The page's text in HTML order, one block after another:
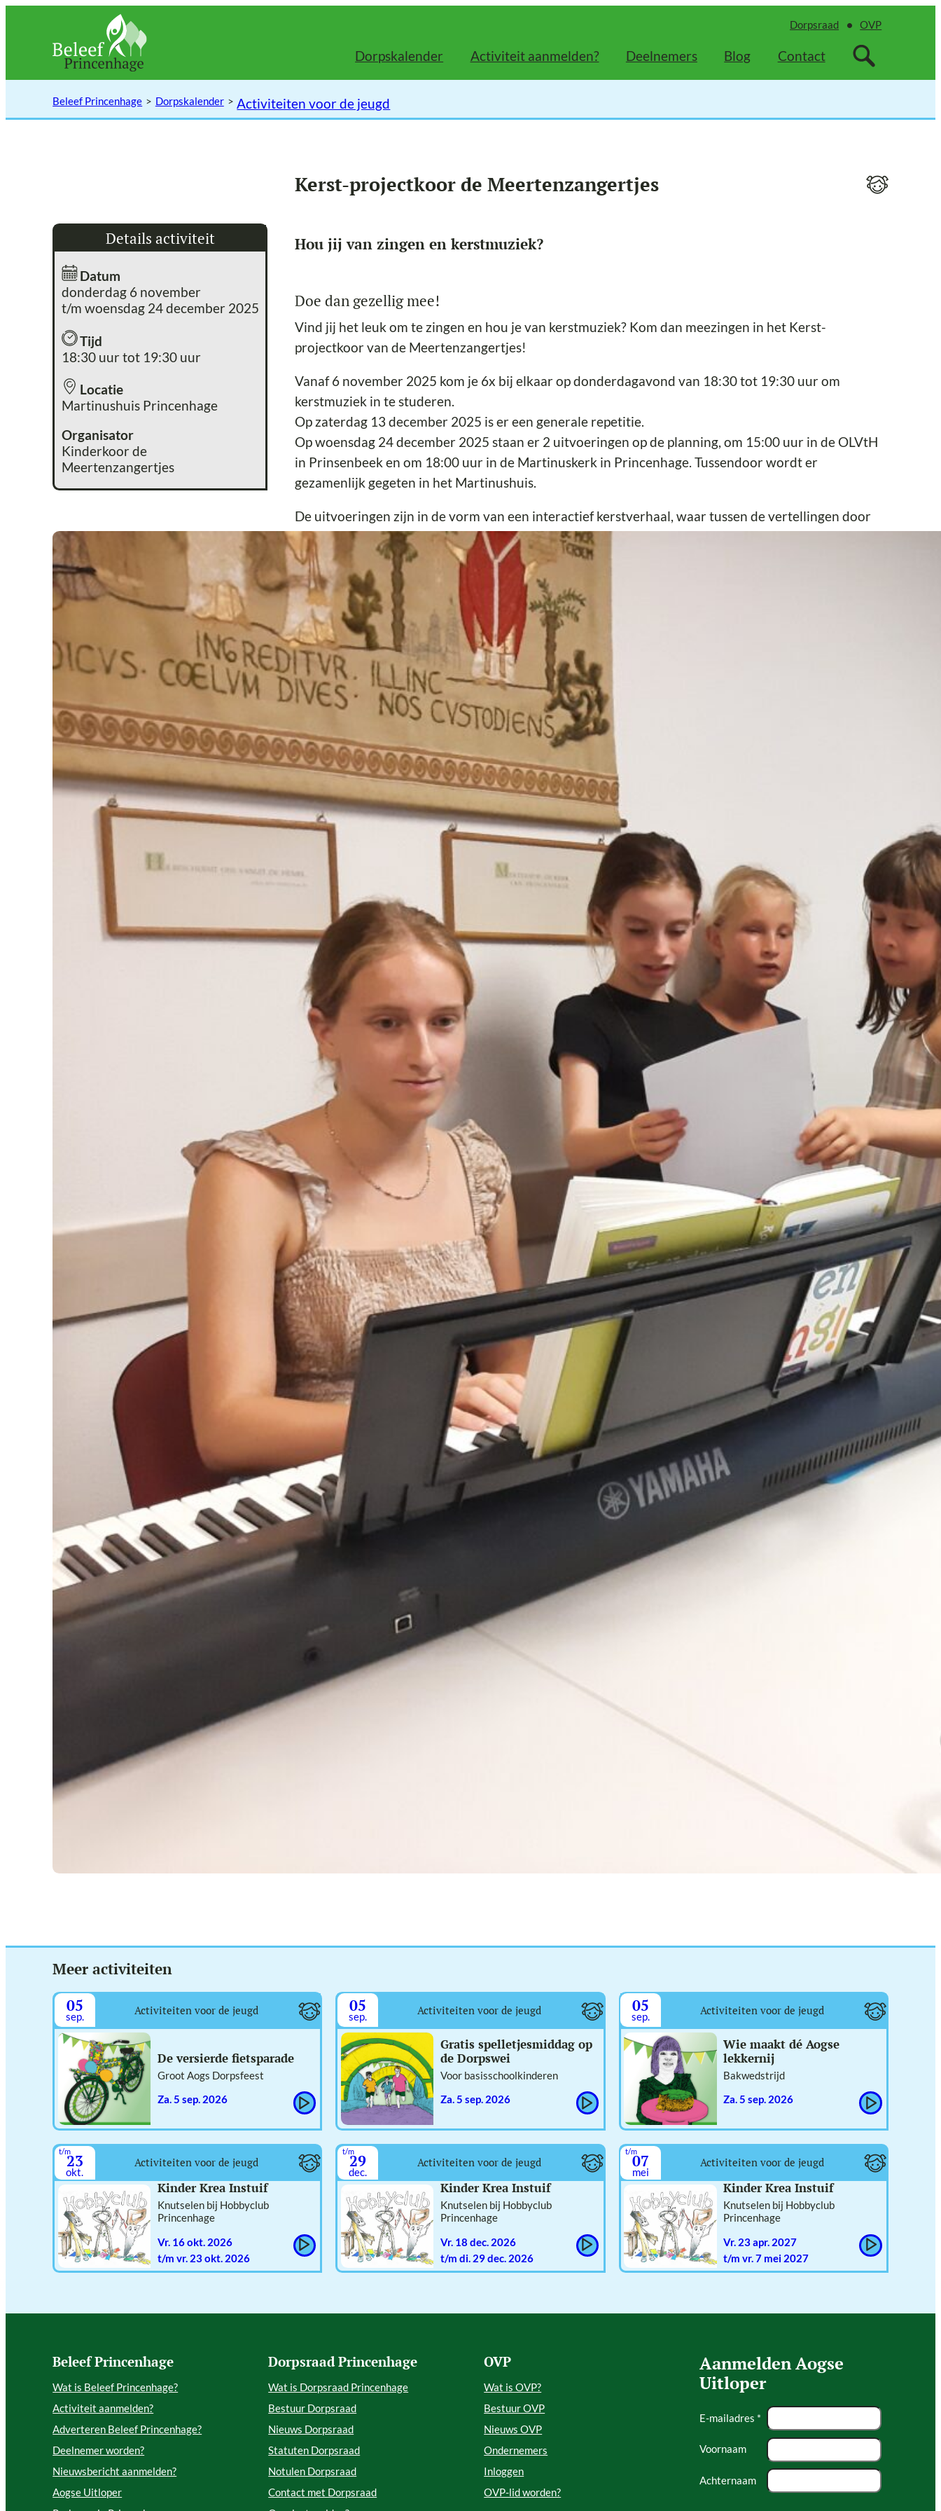
inhoud
Dorpsraad OVP
Dorpskalender Activiteit aanmelden? Deelnemers Blog Contact
Beleef Princenhage Dorpskalender Activiteiten voor de jeugd
Kerst-projectkoor de Meertenzangertjes
Details activiteit
Datum
donderdag 6 november
t/m woensdag 24 december 2025
Tijd
18:30 uur tot 19:30 uur
Locatie
Martinushuis Princenhage
Organisator
Kinderkoor de
Meertenzangertjes
Hou jij van zingen en kerstmuziek?
Doe dan gezellig mee!
Vind jij het leuk om te zingen en hou je van kerstmuziek? Kom dan meezingen in het Kerst-
projectkoor van de Meertenzangertjes!
Vanaf 6 november 2025 kom je 6x bij elkaar op donderdagavond van 18:30 tot 19:30 uur om
kerstmuziek in te studeren.
Op zaterdag 13 december 2025 is er een generale repetitie.
Op woensdag 24 december 2025 staan er 2 uitvoeringen op de planning, om 15:00 uur in de OLVtH
in Prinsenbeek en om 18:00 uur in de Martinuskerk in Princenhage. Tussendoor wordt er
gezamenlijk gegeten in het Martinushuis.
De uitvoeringen zijn in de vorm van een interactief kerstverhaal, waar tussen de vertellingen door
gezongen zal worden.
Lijkt het je leuk om hieraan mee te doen?
Kijk dan snel op de website van de Meertenzangertjes
Meer informatie overKerst-projectkoor bij de Meertenzangertjes
Meer activiteiten
05
sep. Activiteiten voor de jeugd
De versierde fietsparade
Groot Aogs Dorpsfeest
za. 5 sep. 2026
05
sep. Activiteiten voor de jeugd
Gratis spelletjesmiddag op
de Dorpswei
Voor basisschoolkinderen
za. 5 sep. 2026
05
sep. Activiteiten voor de jeugd
Wie maakt dé Aogse
lekkernij
Bakwedstrijd
za. 5 sep. 2026
t/m23
okt.
Activiteiten voor de jeugd
Kinder Krea Instuif
Knutselen bij Hobbyclub
Princenhage
vr. 16 okt. 2026
t/m vr. 23 okt. 2026
t/m29
dec.
Activiteiten voor de jeugd
Kinder Krea Instuif
Knutselen bij Hobbyclub
Princenhage
vr. 18 dec. 2026
t/m di. 29 dec. 2026
t/m07
mei
Activiteiten voor de jeugd
Kinder Krea Instuif
Knutselen bij Hobbyclub
Princenhage
vr. 23 apr. 2027
t/m vr. 7 mei 2027
Beleef Princenhage
Wat is Beleef Princenhage?
Activiteit aanmelden?
Adverteren Beleef Princenhage?
Deelnemer worden?
Nieuwsbericht aanmelden?
Aogse Uitloper
Dorpsraad Princenhage
Wat is Dorpsraad Princenhage
Bestuur Dorpsraad
Nieuws Dorpsraad
Statuten Dorpsraad
Notulen Dorpsraad
Contact met Dorpsraad
OVP
Wat is OVP?
Bestuur OVP
Nieuws OVP
Ondernemers
Inloggen
OVP-lid worden?
Aanmelden Aogse
Uitloper
E-mailadres *
Voornaam
Achternaam